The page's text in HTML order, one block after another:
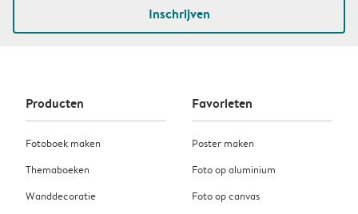
Inschrijven
Producten
Fotoboek maken
Themaboeken
Wanddecoratie
Favorieten
Poster maken
Foto op aluminium
Foto op canvas